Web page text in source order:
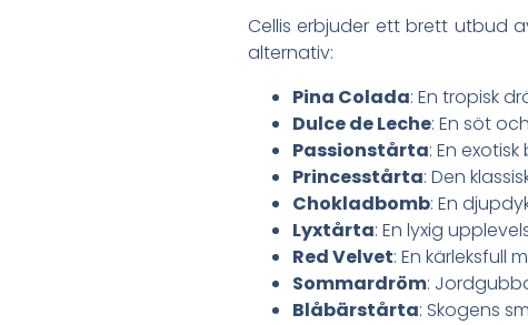
Cellis erbjuder ett brett utbud
alternativ:
Pina Colada: En tropisk
Dulce de Leche: En söt
Passionstårta: En
Princesstårta: Den
Chokladbomb: En
Lyxtårta: En lyxig
Red Velvet: En kärleksfull
Sommardröm:
Blåbärstårta: Skogens